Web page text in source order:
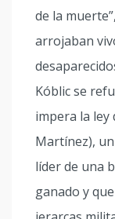
de la
arrojaban
Kóblic se
impera la ley
Martínez),
líder de una
ganado y